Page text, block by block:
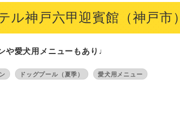
ル神戸六甲迎賓館（神戸市）
や愛犬用メニューもあり♩
ドッグプール（夏季） 愛犬用メニュー